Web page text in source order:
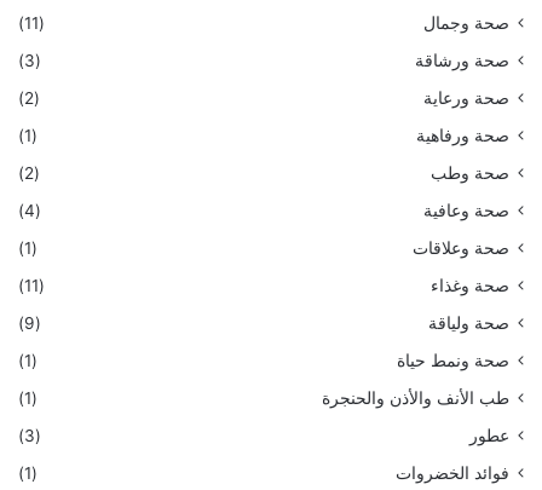
صحة وجمال
(11)
صحة ورشاقة
(3)
صحة ورعاية
(2)
صحة ورفاهية
(1)
صحة وطب
(2)
صحة وعافية
(4)
صحة وعلاقات
(1)
صحة وغذاء
(11)
صحة ولياقة
(9)
صحة ونمط حياة
(1)
طب الأنف والأذن والحنجرة
(1)
عطور
(3)
فوائد الخضروات
(1)